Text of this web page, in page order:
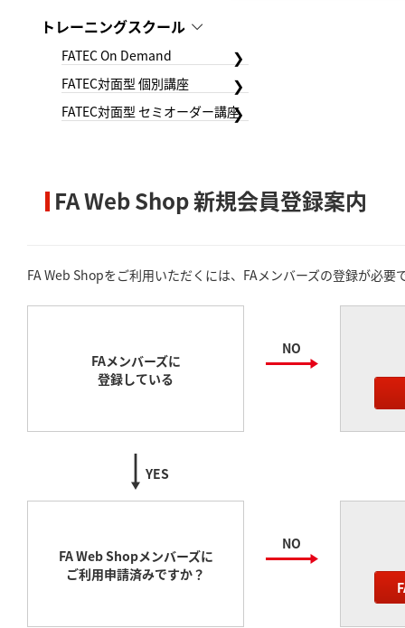
トレーニングスクール
FATEC On Demand
FATEC対面型 個別講座
FATEC対面型 セミオーダー講座
FA Web Shop 新規会員登録案内
FA Web Shopをご利用いただくには、FAメンバーズの登録が必要
FAメンバーズに
登録している
NO
YES
FA Web Shopメンバーズに
ご利用申請済みですか？
NO